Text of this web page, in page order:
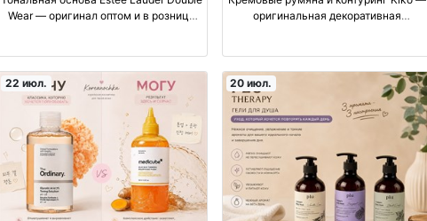
Wear — оригинал оптом и в розницу
оригинальная декоративная
22 июл. 20 июл.